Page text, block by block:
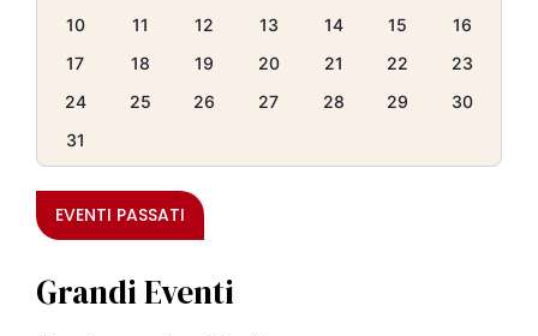
10
11 12 13 14 15
16
17
18 19 20 21 22
23
24
25 26 27 28 29
30
31
EVENTI PASSATI
Grandi Eventi